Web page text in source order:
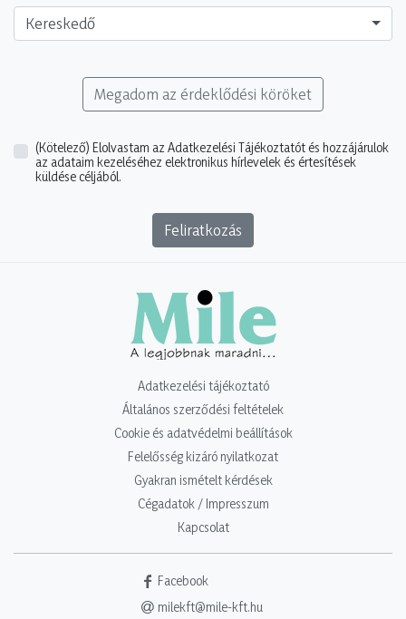
Kereskedő
Megadom az érdeklődési köröket
(Kötelező) Elolvastam az Adatkezelési Tájékoztatót és hozzájárulok
az adataim kezeléséhez elektronikus hírlevelek és értesítések
küldése céljából.
Feliratkozás
Adatkezelési tájékoztató
Általános szerződési feltételek
Cookie és adatvédelmi beállítások
Felelősség kizáró nyilatkozat
Gyakran ismételt kérdések
Cégadatok / Impresszum
Kapcsolat
Facebook
milekft@mile-kft.hu